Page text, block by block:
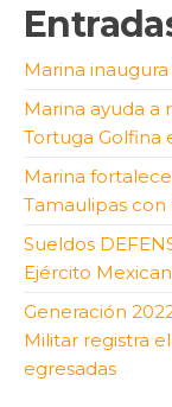
Marina
Marina ayuda a
Tortuga Golfina
Marina
Tamaulipas
Sueldos
Ejército
Generación
Militar registra
egresadas